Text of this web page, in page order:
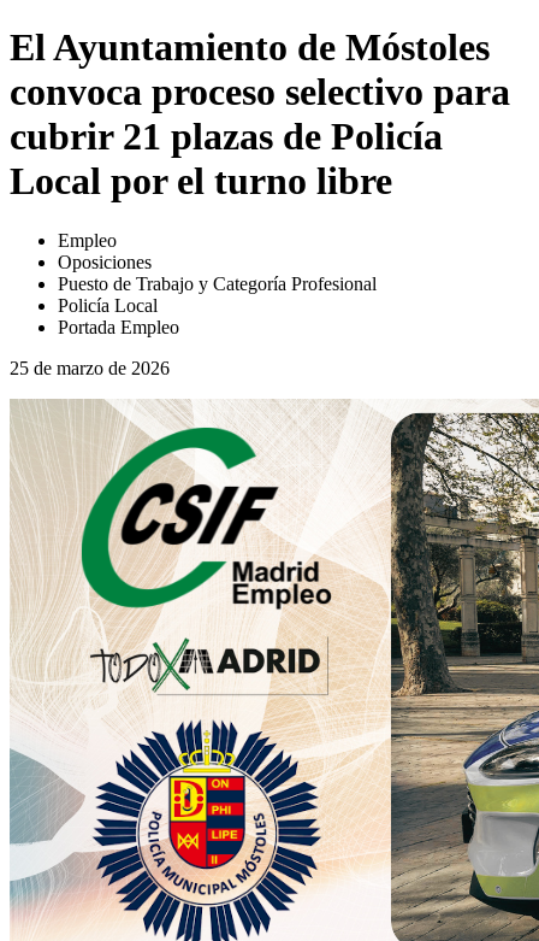
El Ayuntamiento de Móstoles
convoca proceso selectivo para
cubrir 21 plazas de Policía
Local por el turno libre
Empleo
Oposiciones
Puesto de Trabajo y Categoría Profesional
Policía Local
Portada Empleo
25 de marzo de 2026